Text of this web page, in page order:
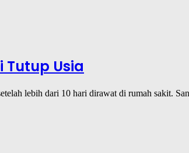
Tutup Usia
lebih dari 10 hari dirawat di rumah sakit.